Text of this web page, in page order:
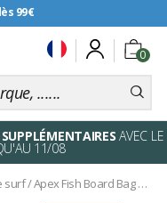
99€
0
AVEC LE
11/08
surf/Apex Fish Board Bag Black